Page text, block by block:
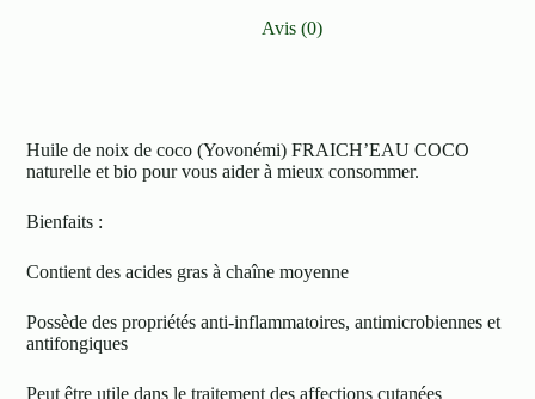
Avis (0)
Huile de noix de coco (Yovonémi) FRAICH’EAU COCO
naturelle et bio pour vous aider à mieux consommer.
Bienfaits :
Contient des acides gras à chaîne moyenne
Possède des propriétés anti-inflammatoires, antimicrobiennes et
antifongiques
Peut être utile dans le traitement des affections cutanées